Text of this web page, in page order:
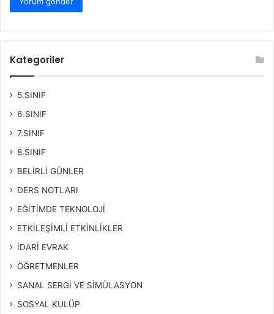
Kategoriler
5.SINIF
6.SINIF
7.SINIF
8.SINIF
BELİRLİ GÜNLER
DERS NOTLARI
EĞİTİMDE TEKNOLOJİ
ETKİLEŞİMLİ ETKİNLİKLER
İDARİ EVRAK
ÖĞRETMENLER
SANAL SERGİ VE SİMÜLASYON
SOSYAL KULÜP